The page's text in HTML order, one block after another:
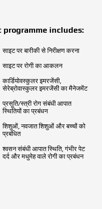
programme includes:
साइट पर बारीकी से निरीक्षण करना
साइट पर रोगी का आकलन
कार्डियोवस्कुलर इमरजेंसी,
सेरेब्रोवास्कुलर इमरजेंसी का मैनेजमेंट
प्रसूति/स्त्री रोग संबंधी आपात
स्थितियों का प्रबंधन
शिशुओं, नवजात शिशुओं और बच्चों को
प्रबंधित
श्वसन संबंधी आपात स्थिति, गंभीर पेट
दर्द और मधुमेह वाले रोगी का प्रबंधन